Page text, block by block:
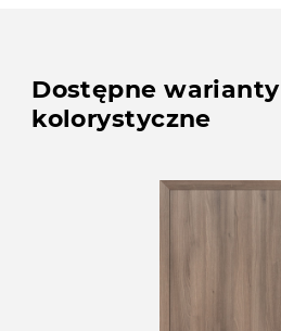
Dostępne warianty
kolorystyczne